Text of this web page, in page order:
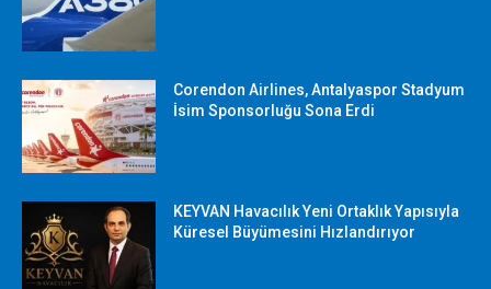
Corendon Airlines, Antalyaspor Stadyum
İsim Sponsorluğu Sona Erdi
KEYVAN Havacılık Yeni Ortaklık Yapısıyla
Küresel Büyümesini Hızlandırıyor